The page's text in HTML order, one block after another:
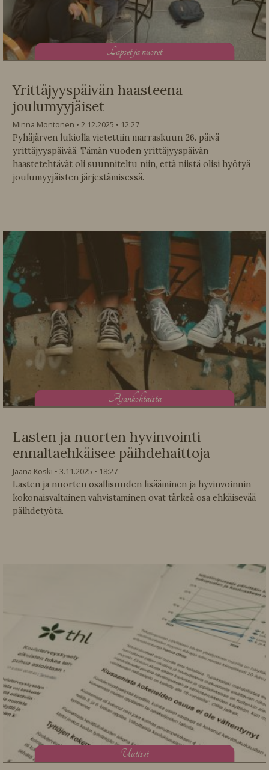
Lapset ja nuoret
Yrittäjyyspäivän haasteena
joulumyyjäiset
Minna Montonen 2.12.2025
12:27
Pyhäjärven lukiolla vietettiin marraskuun 26. päivä
yrittäjyyspäivää. Tämän vuoden yrittäjyyspäivän
haastetehtävät oli suunniteltu niin, että niistä olisi hyötyä
joulumyyjäisten järjestämisessä.
Ajankohtaista
Lasten ja nuorten hyvinvointi
ennaltaehkäisee päihdehaittoja
Jaana Koski 3.11.2025
18:27
Lasten ja nuorten osallisuuden lisääminen ja hyvinvoinnin
kokonaisvaltainen vahvistaminen ovat tärkeä osa ehkäisevää
päihdetyötä.
Uutiset